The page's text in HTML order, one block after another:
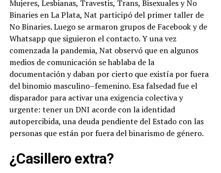
Mujeres, Lesbianas, Travestis, Trans, Bisexuales y No
Binaries en La Plata, Nat participó del primer taller de
No Binaries. Luego se armaron grupos de Facebook y de
Whatsapp que siguieron el contacto. Y una vez
comenzada la pandemia, Nat observó que en algunos
medios de comunicación se hablaba de la
documentación y daban por cierto que existía por fuera
del binomio masculino–femenino. Esa falsedad fue el
disparador para activar una exigencia colectiva y
urgente: tener un DNI acorde con la identidad
autopercibida, una deuda pendiente del Estado con las
personas que están por fuera del binarismo de género.
¿Casillero extra?